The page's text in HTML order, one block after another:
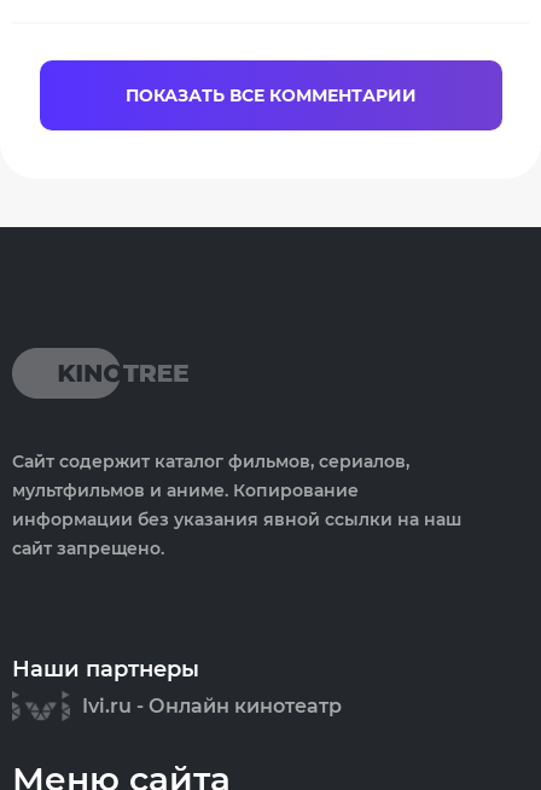
ПОКАЗАТЬ ВСЕ КОММЕНТАРИИ
Сайт содержит каталог фильмов, сериалов,
мультфильмов и аниме. Копирование
информации без указания явной ссылки на наш
сайт запрещено.
Наши партнеры
Ivi.ru - Онлайн кинотеатр
Меню сайта